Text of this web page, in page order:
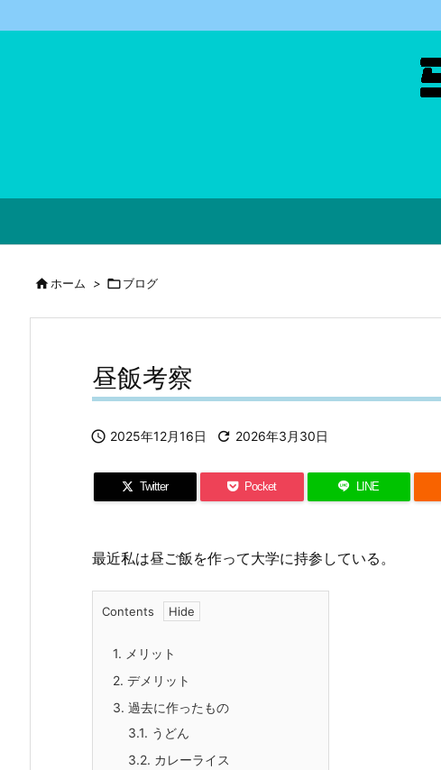
ホーム > ブログ
昼飯考察
 2025年12月16日  2026年3月30日
Twitter Pocket LINE
最近私は昼ご飯を作って大学に持参している。
Contents
1. メリット
2. デメリット
3. 過去に作ったもの
3.1. うどん
3.2. カレーライス